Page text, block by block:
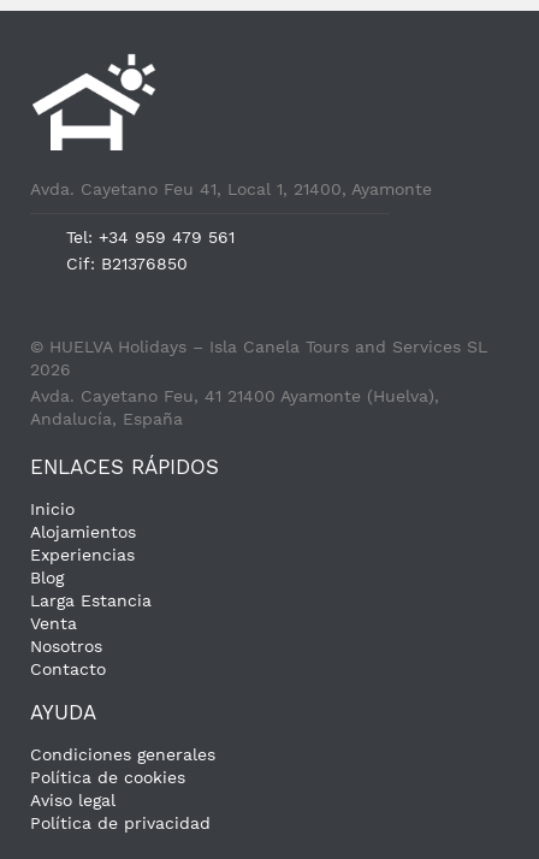
Avda. Cayetano Feu 41, Local 1, 21400, Ayamonte
Tel: +34 959 479 561
Cif: B21376850
© HUELVA Holidays – Isla Canela Tours and Services SL
2026
Avda. Cayetano Feu, 41 21400 Ayamonte (Huelva),
Andalucía, España
ENLACES RÁPIDOS
Inicio
Alojamientos
Experiencias
Blog
Larga Estancia
Venta
Nosotros
Contacto
AYUDA
Condiciones generales
Política de cookies
Aviso legal
Política de privacidad